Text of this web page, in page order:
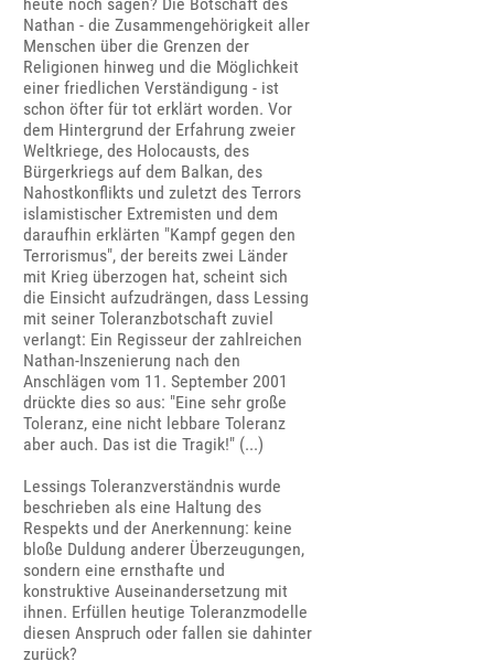
Nathan - die Zusammengehörigkeit aller
Menschen über die Grenzen der
Religionen hinweg und die Möglichkeit
einer friedlichen Verständigung - ist
schon öfter für tot erklärt worden. Vor
dem Hintergrund der Erfahrung zweier
Weltkriege, des Holocausts, des
Bürgerkriegs auf dem Balkan, des
Nahostkonflikts und zuletzt des Terrors
islamistischer Extremisten und dem
daraufhin erklärten "Kampf gegen den
Terrorismus", der bereits zwei Länder
mit Krieg überzogen hat, scheint sich
die Einsicht aufzudrängen, dass Lessing
mit seiner Toleranzbotschaft zuviel
verlangt: Ein Regisseur der zahlreichen
Nathan-Inszenierung nach den
Anschlägen vom 11. September 2001
drückte dies so aus: "Eine sehr große
Toleranz, eine nicht lebbare Toleranz
aber auch. Das ist die Tragik!" (...)
Lessings Toleranzverständnis wurde
beschrieben als eine Haltung des
Respekts und der Anerkennung: keine
bloße Duldung anderer Überzeugungen,
sondern eine ernsthafte und
konstruktive Auseinandersetzung mit
ihnen. Erfüllen heutige Toleranzmodelle
diesen Anspruch oder fallen sie dahinter
zurück?